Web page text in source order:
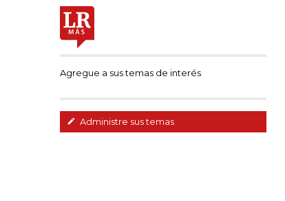
Agregue a sus temas de interés
Administre sus temas